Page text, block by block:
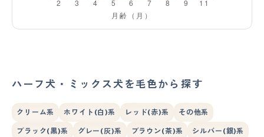
ハーフ犬・ミックス犬を毛色から探す
クリーム系 ホワイト(白)系 レッド(赤)系 その他系
ブラック(黒)系 グレー(灰)系 ブラウン(茶)系 シルバー(銀)系